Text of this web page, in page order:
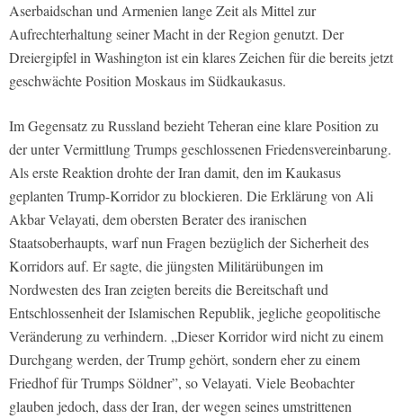
Aserbaidschan und Armenien lange Zeit als Mittel zur
Aufrechterhaltung seiner Macht in der Region genutzt. Der
Dreiergipfel in Washington ist ein klares Zeichen für die bereits jetzt
geschwächte Position Moskaus im Südkaukasus.
Im Gegensatz zu Russland bezieht Teheran eine klare Position zu
der unter Vermittlung Trumps geschlossenen Friedensvereinbarung.
Als erste Reaktion drohte der Iran damit, den im Kaukasus
geplanten Trump-Korridor zu blockieren. Die Erklärung von Ali
Akbar Velayati, dem obersten Berater des iranischen
Staatsoberhaupts, warf nun Fragen bezüglich der Sicherheit des
Korridors auf. Er sagte, die jüngsten Militärübungen im
Nordwesten des Iran zeigten bereits die Bereitschaft und
Entschlossenheit der Islamischen Republik, jegliche geopolitische
Veränderung zu verhindern. „Dieser Korridor wird nicht zu einem
Durchgang werden, der Trump gehört, sondern eher zu einem
Friedhof für Trumps Söldner”, so Velayati. Viele Beobachter
glauben jedoch, dass der Iran, der wegen seines umstrittenen